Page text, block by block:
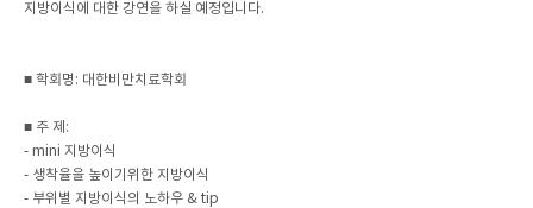
지방이식에 대한 강연을 하실 예정입니다.
■ 학회명: 대한비만치료학회
■ 주 제:
- mini 지방이식
- 생착율을 높이기위한 지방이식
- 부위별 지방이식의 노하우 & tip